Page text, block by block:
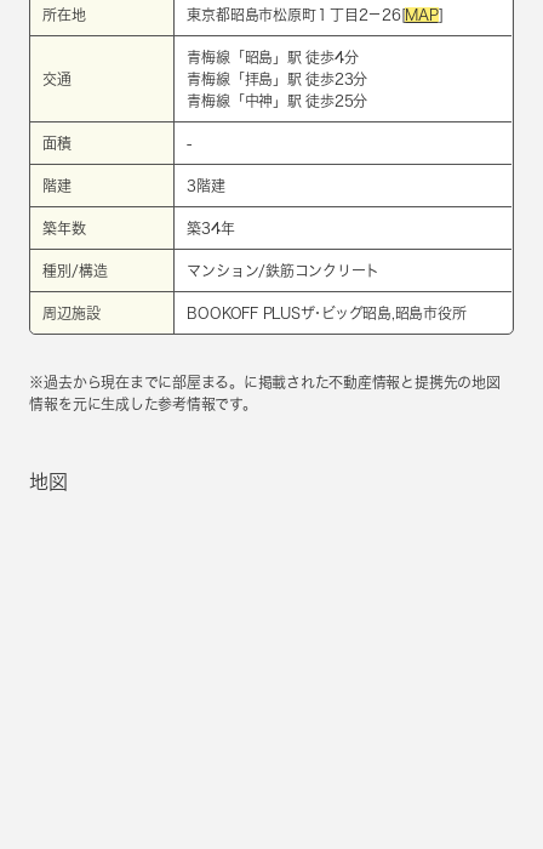
所在地 東京都昭島市松原町１丁目2－26[MAP]
交通
青梅線 「 昭島 」駅 徒歩4分
青梅線 「 拝島 」駅 徒歩23分
青梅線 「 中神 」駅 徒歩25分
面積 -
階建 3階建
築年数 築34年
種別/構造 マンション/鉄筋コンクリート
周辺施設 BOOKOFF PLUSザ･ビッグ昭島,昭島市役所
※過去から現在までに部屋まる。に掲載された不動産情報と提携先の地図
情報を元に生成した参考情報です。
地図